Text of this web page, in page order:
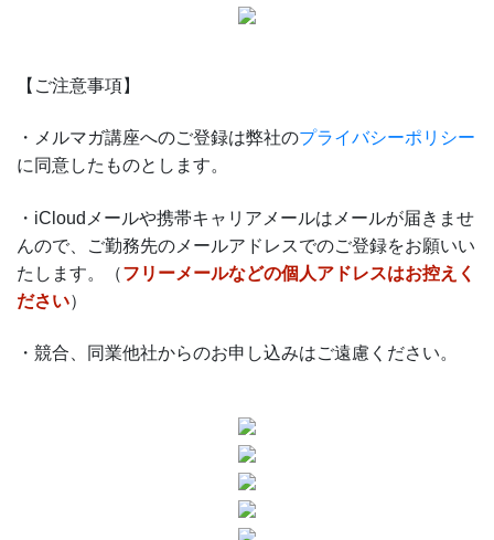
【ご注意事項】
・メルマガ講座へのご登録は弊社のプライバシーポリシー
に同意したものとします。
・iCloudメールや携帯キャリアメールはメールが届きませ
んので、ご勤務先のメールアドレスでのご登録をお願いい
たします。（フリーメールなどの個人アドレスはお控えく
ださい）
・競合、同業他社からのお申し込みはご遠慮ください。